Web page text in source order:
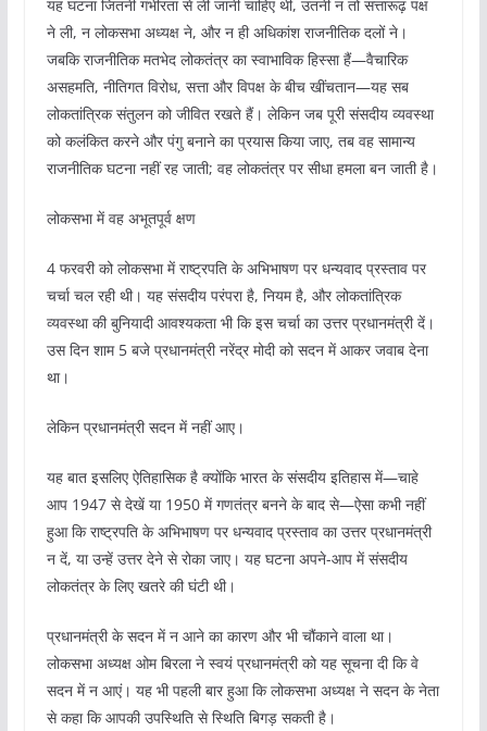
यह घटना जितनी गंभीरता से ली जानी चाहिए थी, उतनी न तो सत्तारूढ़ पक्ष
ने ली, न लोकसभा अध्यक्ष ने, और न ही अधिकांश राजनीतिक दलों ने।
जबकि राजनीतिक मतभेद लोकतंत्र का स्वाभाविक हिस्सा हैं—वैचारिक
असहमति, नीतिगत विरोध, सत्ता और विपक्ष के बीच खींचतान—यह सब
लोकतांत्रिक संतुलन को जीवित रखते हैं। लेकिन जब पूरी संसदीय व्यवस्था
को कलंकित करने और पंगु बनाने का प्रयास किया जाए, तब वह सामान्य
राजनीतिक घटना नहीं रह जाती; वह लोकतंत्र पर सीधा हमला बन जाती है।
लोकसभा में वह अभूतपूर्व क्षण
4 फरवरी को लोकसभा में राष्ट्रपति के अभिभाषण पर धन्यवाद प्रस्ताव पर
चर्चा चल रही थी। यह संसदीय परंपरा है, नियम है, और लोकतांत्रिक
व्यवस्था की बुनियादी आवश्यकता भी कि इस चर्चा का उत्तर प्रधानमंत्री दें।
उस दिन शाम 5 बजे प्रधानमंत्री नरेंद्र मोदी को सदन में आकर जवाब देना
था।
लेकिन प्रधानमंत्री सदन में नहीं आए।
यह बात इसलिए ऐतिहासिक है क्योंकि भारत के संसदीय इतिहास में—चाहे
आप 1947 से देखें या 1950 में गणतंत्र बनने के बाद से—ऐसा कभी नहीं
हुआ कि राष्ट्रपति के अभिभाषण पर धन्यवाद प्रस्ताव का उत्तर प्रधानमंत्री
न दें, या उन्हें उत्तर देने से रोका जाए। यह घटना अपने-आप में संसदीय
लोकतंत्र के लिए खतरे की घंटी थी।
प्रधानमंत्री के सदन में न आने का कारण और भी चौंकाने वाला था।
लोकसभा अध्यक्ष ओम बिरला ने स्वयं प्रधानमंत्री को यह सूचना दी कि वे
सदन में न आएं। यह भी पहली बार हुआ कि लोकसभा अध्यक्ष ने सदन के नेता
से कहा कि आपकी उपस्थिति से स्थिति बिगड़ सकती है।